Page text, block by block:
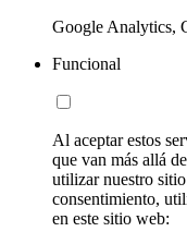
Google Analytics,
Funcional
Al aceptar estos
que van más allá
utilizar nuestro
consentimiento,
en este sitio web: